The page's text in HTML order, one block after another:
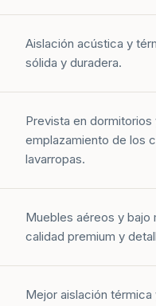
Aislación acústica y
sólida y duradera.
Prevista en dormitorios
emplazamiento de los
lavarropas.
Muebles aéreos y bajo
calidad premium y
Mejor aislación